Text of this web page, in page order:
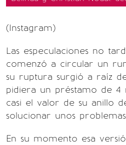
(Instagram)
Las especulaciones no
comenzó a circular un
su ruptura surgió a raíz
pidiera un préstamo de 4
casi el valor de su anillo
solucionar unos
En su momento esa